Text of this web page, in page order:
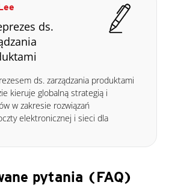
ds.
ds. zarządzania produktami
kieruje globalną strategią i
w zakresie rozwiązań
elektronicznej i sieci dla
pytania (FAQ)